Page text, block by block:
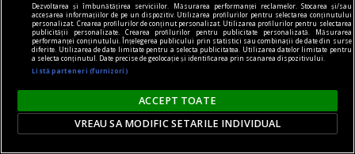
Trecerea prin reviste
De ce n-au oamenii blană?
Naked Truth“, din revista Scientific American,
numărul din februarie. Interogaţia, aparent
jucăuşă, este una dintre preocupările constante
Dezvoltarea și îmbunătățirea serviciilor. Măsurarea performanței reclamelor. Stocarea și/sau
accesarea informațiilor de pe un dispozitiv. Utilizarea profilurilor pentru selectarea conținutului
personalizat. Crearea profilurilor de conținut personalizat. Utilizarea profilurilor pentru selectarea
publicității personalizate. Crearea profilurilor pentru publicitate personalizată. Măsurarea
performanței conținutului. Înțelegerea publicului prin statistici sau combinații de date din surse
diferite. Utilizarea de date limitate pentru a selecta publicitatea. Utilizarea datelor limitate pentru
a selecta conținutul. Date precise de geolocație și identificarea prin scanarea dispozitivului.
Listă parteneri (furnizori)
ACCEPT TOATE
VREAU SA MODIFIC SETARILE INDIVIDUAL